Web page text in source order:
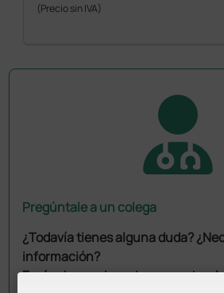
(Precio sin IVA)
Pregúntale a un colega
¿Todavía tienes alguna duda?
información?
Envía ahora mismo tu pregunta a